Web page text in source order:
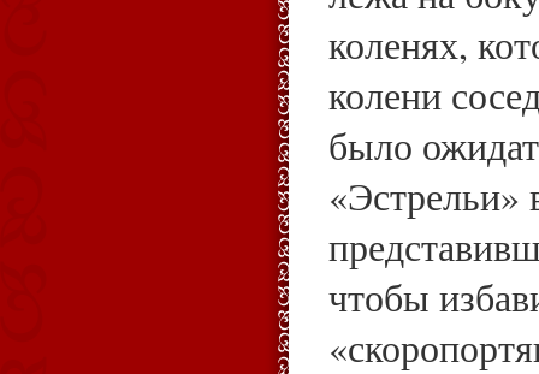
коленях,
колени
было
«Эстрельи»
чтобы